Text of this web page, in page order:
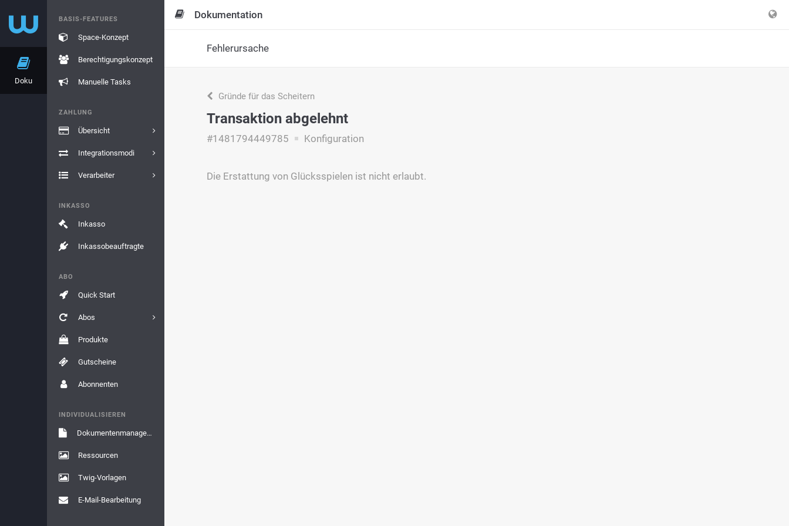
Doku
BASIS-FEATURES
Space-Konzept
Berechtigungskonzept
Manuelle Tasks
ZAHLUNG
Übersicht
Integrationsmodi
Verarbeiter
INKASSO
Inkasso
Inkassobeauftragte
ABO
Quick Start
Abos
Produkte
Gutscheine
Abonnenten
INDIVIDUALISIEREN
Dokumentenmanagement
Ressourcen
Twig-Vorlagen
E-Mail-Bearbeitung
Dokumentation
Fehlerursache
Gründe für das Scheitern
Transaktion abgelehnt
#1481794449785 Konfiguration
Die Erstattung von Glücksspielen ist nicht erlaubt.